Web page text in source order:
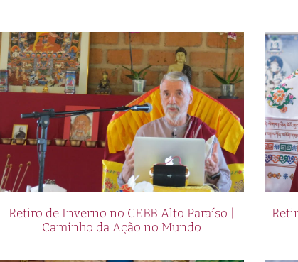
Retiro de Inverno no CEBB Alto Paraíso |
Caminho da Ação no Mundo